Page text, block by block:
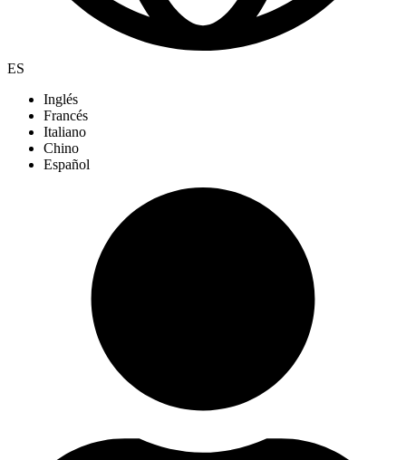
ES
Inglés
Francés
Italiano
Chino
Español